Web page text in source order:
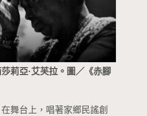
莉亞·艾芙拉。圖／《赤腳
舞台上，唱著家鄉民謠創